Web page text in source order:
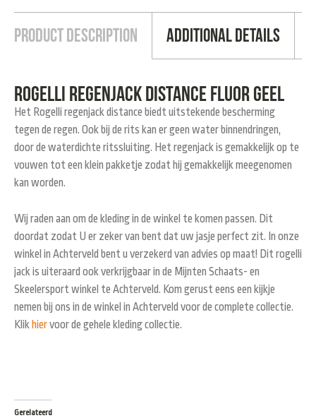
Product Description Additional Details
Rogelli regenjack distance fluor geel
Het Rogelli regenjack distance biedt uitstekende bescherming
tegen de regen. Ook bij de rits kan er geen water binnendringen,
door de waterdichte ritssluiting. Het regenjack is gemakkelijk op te
vouwen tot een klein pakketje zodat hij gemakkelijk meegenomen
kan worden.
Wij raden aan om de kleding in de winkel te komen passen. Dit
doordat zodat U er zeker van bent dat uw jasje perfect zit. In onze
winkel in Achterveld bent u verzekerd van advies op maat! Dit rogelli
jack is uiteraard ook verkrijgbaar in de Mijnten Schaats- en
Skeelersport winkel te Achterveld. Kom gerust eens een kijkje
nemen bij ons in de winkel in Achterveld voor de complete collectie.
Klik hiervoor de gehele kleding collectie.
Gerelateerd